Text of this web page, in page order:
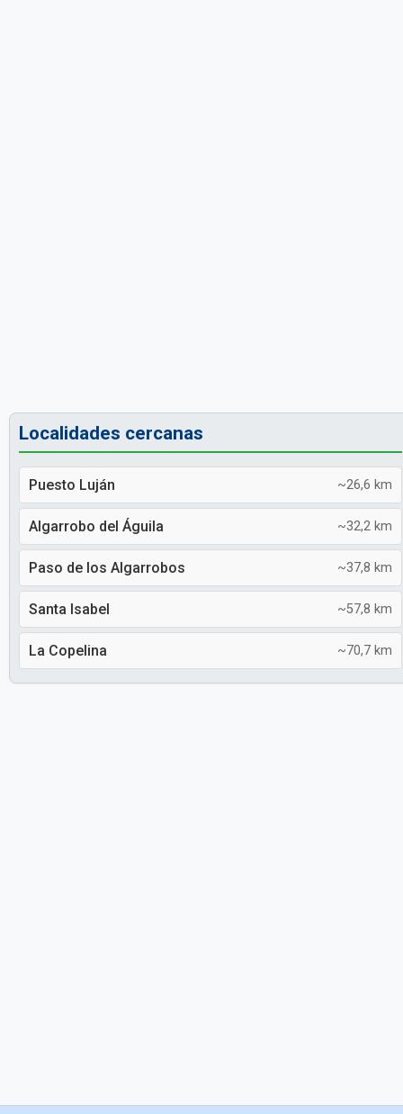
Localidades cercanas
Puesto Luján ~26,6 km
Algarrobo del Águila ~32,2 km
Paso de los Algarrobos ~37,8 km
Santa Isabel ~57,8 km
La Copelina ~70,7 km